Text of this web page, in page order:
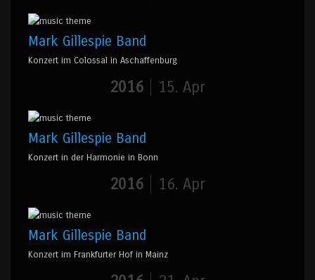
Mark Gillespie Band
Konzert im Colossal in Aschaffenburg
2016 15. Apr
Mark Gillespie Band
Konzert in der Harmonie in Bonn
2016 16. Apr
Mark Gillespie Band
Konzert im Frankfurter Hof in Mainz